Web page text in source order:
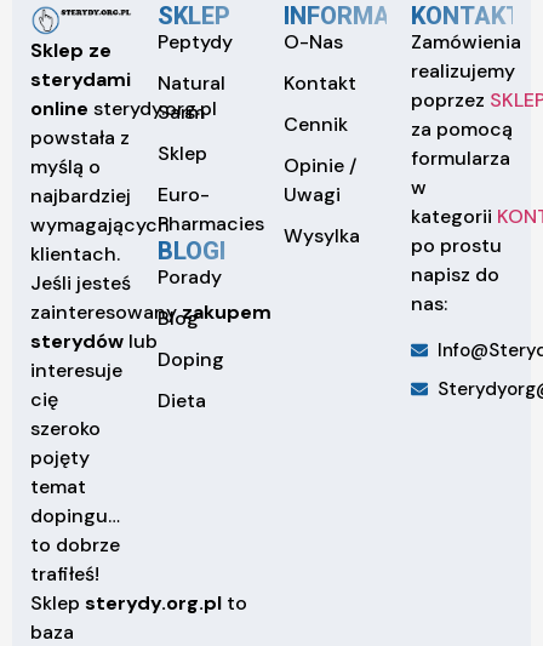
Sklep ze
sterydami
online sterydy.org.pl
powstała z
myślą o
najbardziej
wymagających
klientach.
Jeśli jesteś
zainteresowanyzakupem
sterydów lub
interesuje
cię
szeroko
pojęty
temat
dopingu…
to dobrze
trafiłeś!
Sklep sterydy.org.pl to
baza
SKLEP
Peptydy
Natural
Sarm
Sklep
Euro-
Pharmacies
BLOGI
Porady
Blog
Doping
Dieta
INFORMACJE
O-Nas
Kontakt
Cennik
Opinie /
Uwagi
Wysylka
KONTAKT
Zamówienia
realizujemy
poprzez
za pomocą
formularza
w
kategorii
po prostu
napisz do
nas: